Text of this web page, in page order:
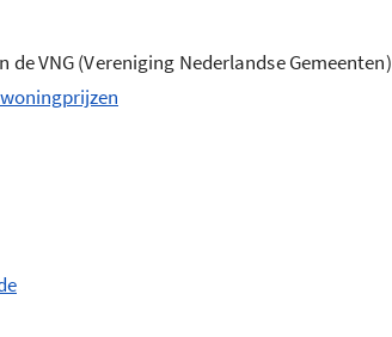
VNG (Vereniging Nederlandse Gemeenten)